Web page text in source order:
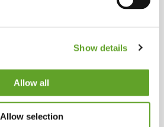
Show details
Allow all
Allow selection